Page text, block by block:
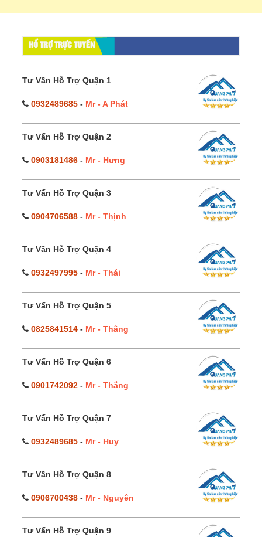
HỔ TRỢ TRỰC TUYẾN
Tư Vấn Hỗ Trợ Quận 1
0932489685 - Mr - A Phát
Tư Vấn Hỗ Trợ Quận 2
0903181486 - Mr - Hưng
Tư Vấn Hỗ Trợ Quận 3
0904706588 - Mr - Thịnh
Tư Vấn Hỗ Trợ Quận 4
0932497995 - Mr - Thái
Tư Vấn Hỗ Trợ Quận 5
0825841514 - Mr - Thắng
Tư Vấn Hỗ Trợ Quận 6
0901742092 - Mr - Thắng
Tư Vấn Hỗ Trợ Quận 7
0932489685 - Mr - Huy
Tư Vấn Hỗ Trợ Quận 8
0906700438 - Mr - Nguyên
Tư Vấn Hỗ Trợ Quận 9